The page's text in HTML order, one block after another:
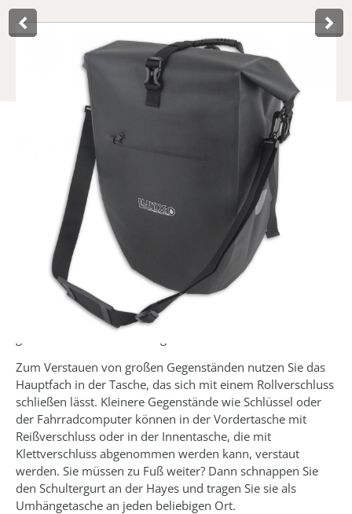
Product­omschrijving
Diese schwarze, stylische und funktionelle Lynx Hayes
Fahrradtasche ist ideal für Pendler, aber auch für den
täglichen Einkauf oder einen Fahrradurlaub. Die Tasche ist
aus strapazierfähigem und robustem 600D TPU-Polyester
gefertigt, dieses Material macht die Tasche 100%
wasserdicht, flexibel und fühlt sich weich an. Mit dem
verstellbaren Schnellbefestigungssystem lässt sich die
Tasche einfach und sicher auf dem Gepäckträger
befestigen (Rohrstärke von Ø 8 bis 16 mm), wo sie auch
Zum Verstauen von großen Gegenständen nutzen Sie das
Hauptfach in der Tasche, das sich mit einem Rollverschluss
schließen lässt. Kleinere Gegenstände wie Schlüssel oder
der Fahrradcomputer können in der Vordertasche mit
Reißverschluss oder in der Innentasche, die mit
Klettverschluss abgenommen werden kann, verstaut
werden. Sie müssen zu Fuß weiter? Dann schnappen Sie
den Schultergurt an der Hayes und tragen Sie sie als
Umhängetasche an jeden beliebigen Ort.